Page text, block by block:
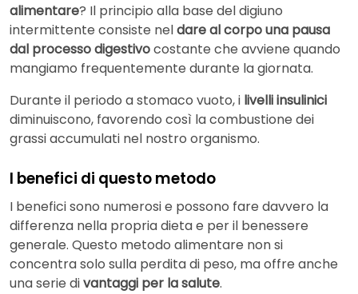
alimentare? Il principio alla base del digiuno
intermittente consiste neldare al corpo una pausa
dal processo digestivocostante che avviene quando
mangiamo frequentemente durante la giornata.
Durante il periodo a stomaco vuoto, i livelli insulinici
diminuiscono, favorendo così la combustione dei
grassi accumulati nel nostro organismo.
I benefici di questo metodo
I benefici sono numerosi e possono fare davvero la
differenza nella propria dieta e per il benessere
generale. Questo metodo alimentare non si
concentra solo sulla perdita di peso, ma offre anche
una serie divantaggi per la salute.